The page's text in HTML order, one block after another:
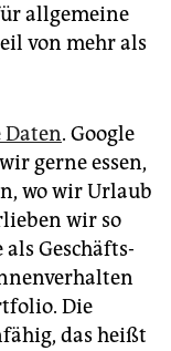
allgemeine
von mehr als
Daten. Google
gerne essen,
wo wir Urlaub
wir so
als Ge­schäfts­
Die
das heißt